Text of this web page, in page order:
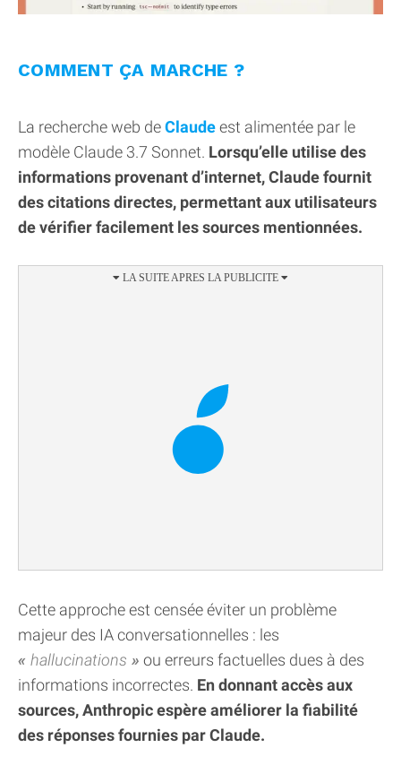
COMMENT ÇA MARCHE ?
La recherche web deClaudeest alimentée par le
modèle Claude 3.7 Sonnet. Lorsqu’elle utilise des
informations provenant d’internet, Claude fournit
des citations directes, permettant aux utilisateurs
de vérifier facilement les sources mentionnées.
Cette approche est censée éviter un problème
majeur des IA conversationnelles : les
hallucinations
ou erreurs factuelles dues à des
informations incorrectes. En donnant accès aux
sources, Anthropic espère améliorer la fiabilité
des réponses fournies par Claude.